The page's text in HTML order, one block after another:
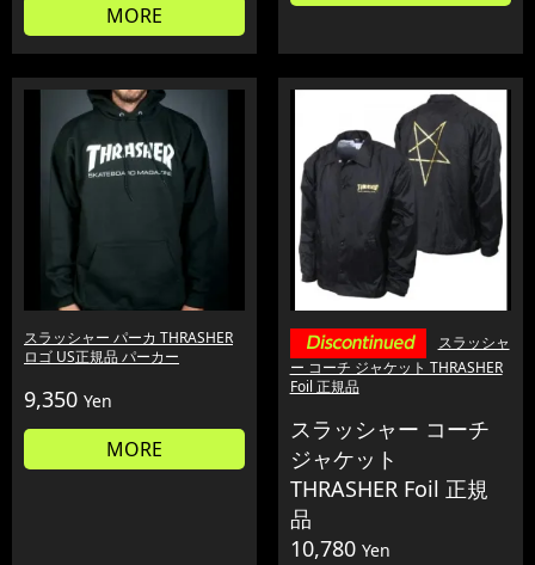
MORE
スラッシャー パーカ THRASHER
ロゴ US正規品 パーカー
9,350 Yen
MORE
スラッシャ
ー コーチ ジャケット THRASHER
Foil 正規品
スラッシャー コーチ
ジャケット
THRASHER Foil 正規
品
10,780 Yen